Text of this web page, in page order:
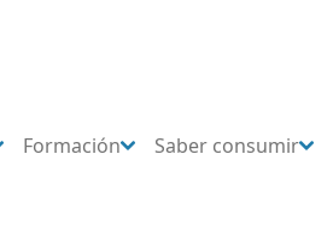
Formación Saber consumir